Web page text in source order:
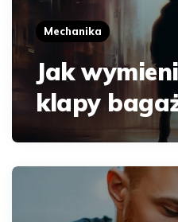
Mechanika
Jak
klapy